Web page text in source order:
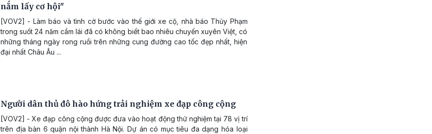
nắm lấy cơ hội"
[VOV2] - Làm báo và tình cờ bước vào thế giới xe cộ, nhà báo Thủy Phạm
trong suốt 24 năm cầm lái đã có không biết bao nhiêu chuyến xuyên Việt, có
những tháng ngày rong ruổi trên những cung đường cao tốc đẹp nhất, hiện
đại nhất Châu Âu ...
Người dân thủ đô hào hứng trải nghiệm xe đạp công cộng
[VOV2] - Xe đạp công cộng được đưa vào hoạt động thử nghiệm tại 78 vị trí
trên địa bàn 6 quận nội thành Hà Nội. Dự án có mục tiêu đa dạng hóa loại